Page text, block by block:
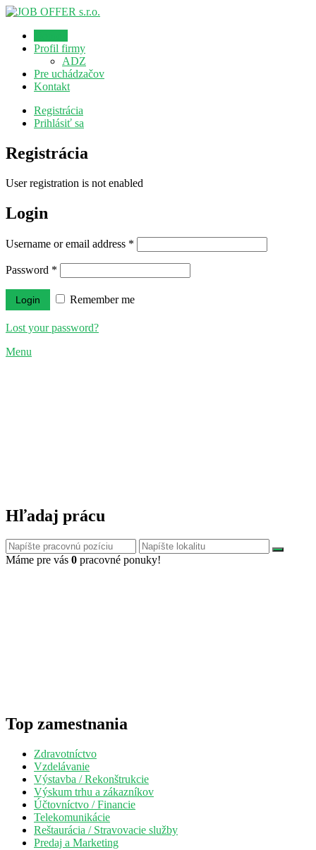
Profil firmy
ADZ
Pre uchádzačov
Kontakt
Registrácia
Prihlásiť sa
Registrácia
User registration is not enabled
Login
Username or email address *
Password *
Remember me
Lost your password?
Menu
Hľadaj prácu
Máme pre vás 0 pracovné ponuky!
Top zamestnania
Zdravotníctvo
Vzdelávanie
Výstavba / Rekonštrukcie
Výskum trhu a zákazníkov
Účtovníctvo / Financie
Telekomunikácie
Reštaurácia / Stravovacie služby
Predaj a Marketing